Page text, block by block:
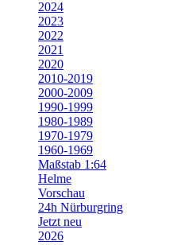
2024
2023
2022
2021
2020
2010-2019
2000-2009
1990-1999
1980-1989
1970-1979
1960-1969
Maßstab 1:64
Helme
Vorschau
24h Nürburgring
Jetzt neu
2026